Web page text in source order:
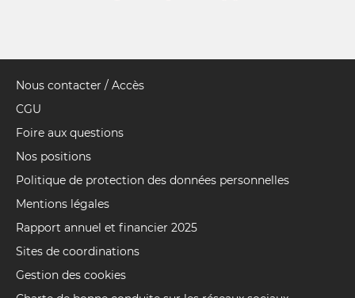
Pied
de
Nous contacter / Accès
CGU
Foire aux questions
Nos positions
Politique de protection des données personnelles
Mentions légales
Rapport annuel et financier 2025
Sites de coordinations
Gestion des cookies